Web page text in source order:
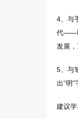
4、与
代——
发展
5、与
出“明
建议